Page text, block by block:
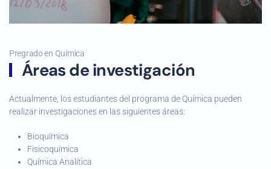
Pregrado en Química
Áreas de investigación
Actualmente, los estudiantes del programa de Química pueden
realizar investigaciones en las siguientes áreas:
Bioquímica
Fisicoquímica
Química Analítica